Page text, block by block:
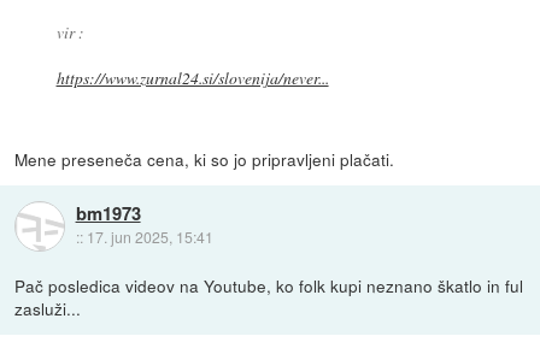
vir :
https://www.zurnal24.si/slovenija/never...
Mene preseneča cena, ki so jo pripravljeni plačati.
bm1973
:: 17. jun 2025, 15:41
Pač posledica videov na Youtube, ko folk kupi neznano škatlo in ful
zasluži...